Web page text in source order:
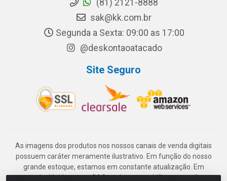
(81) 2121-8888
sak@kk.com.br
Segunda a Sexta: 09:00 as 17:00
@deskontaoatacado
Site Seguro
As imagens dos produtos nos nossos canais de venda digitais
possuem caráter meramente ilustrativo. Em função do nosso
grande estoque, estamos em constante atualização. Em
caso de dúvida, nosso SAC está em prontidão para melhor